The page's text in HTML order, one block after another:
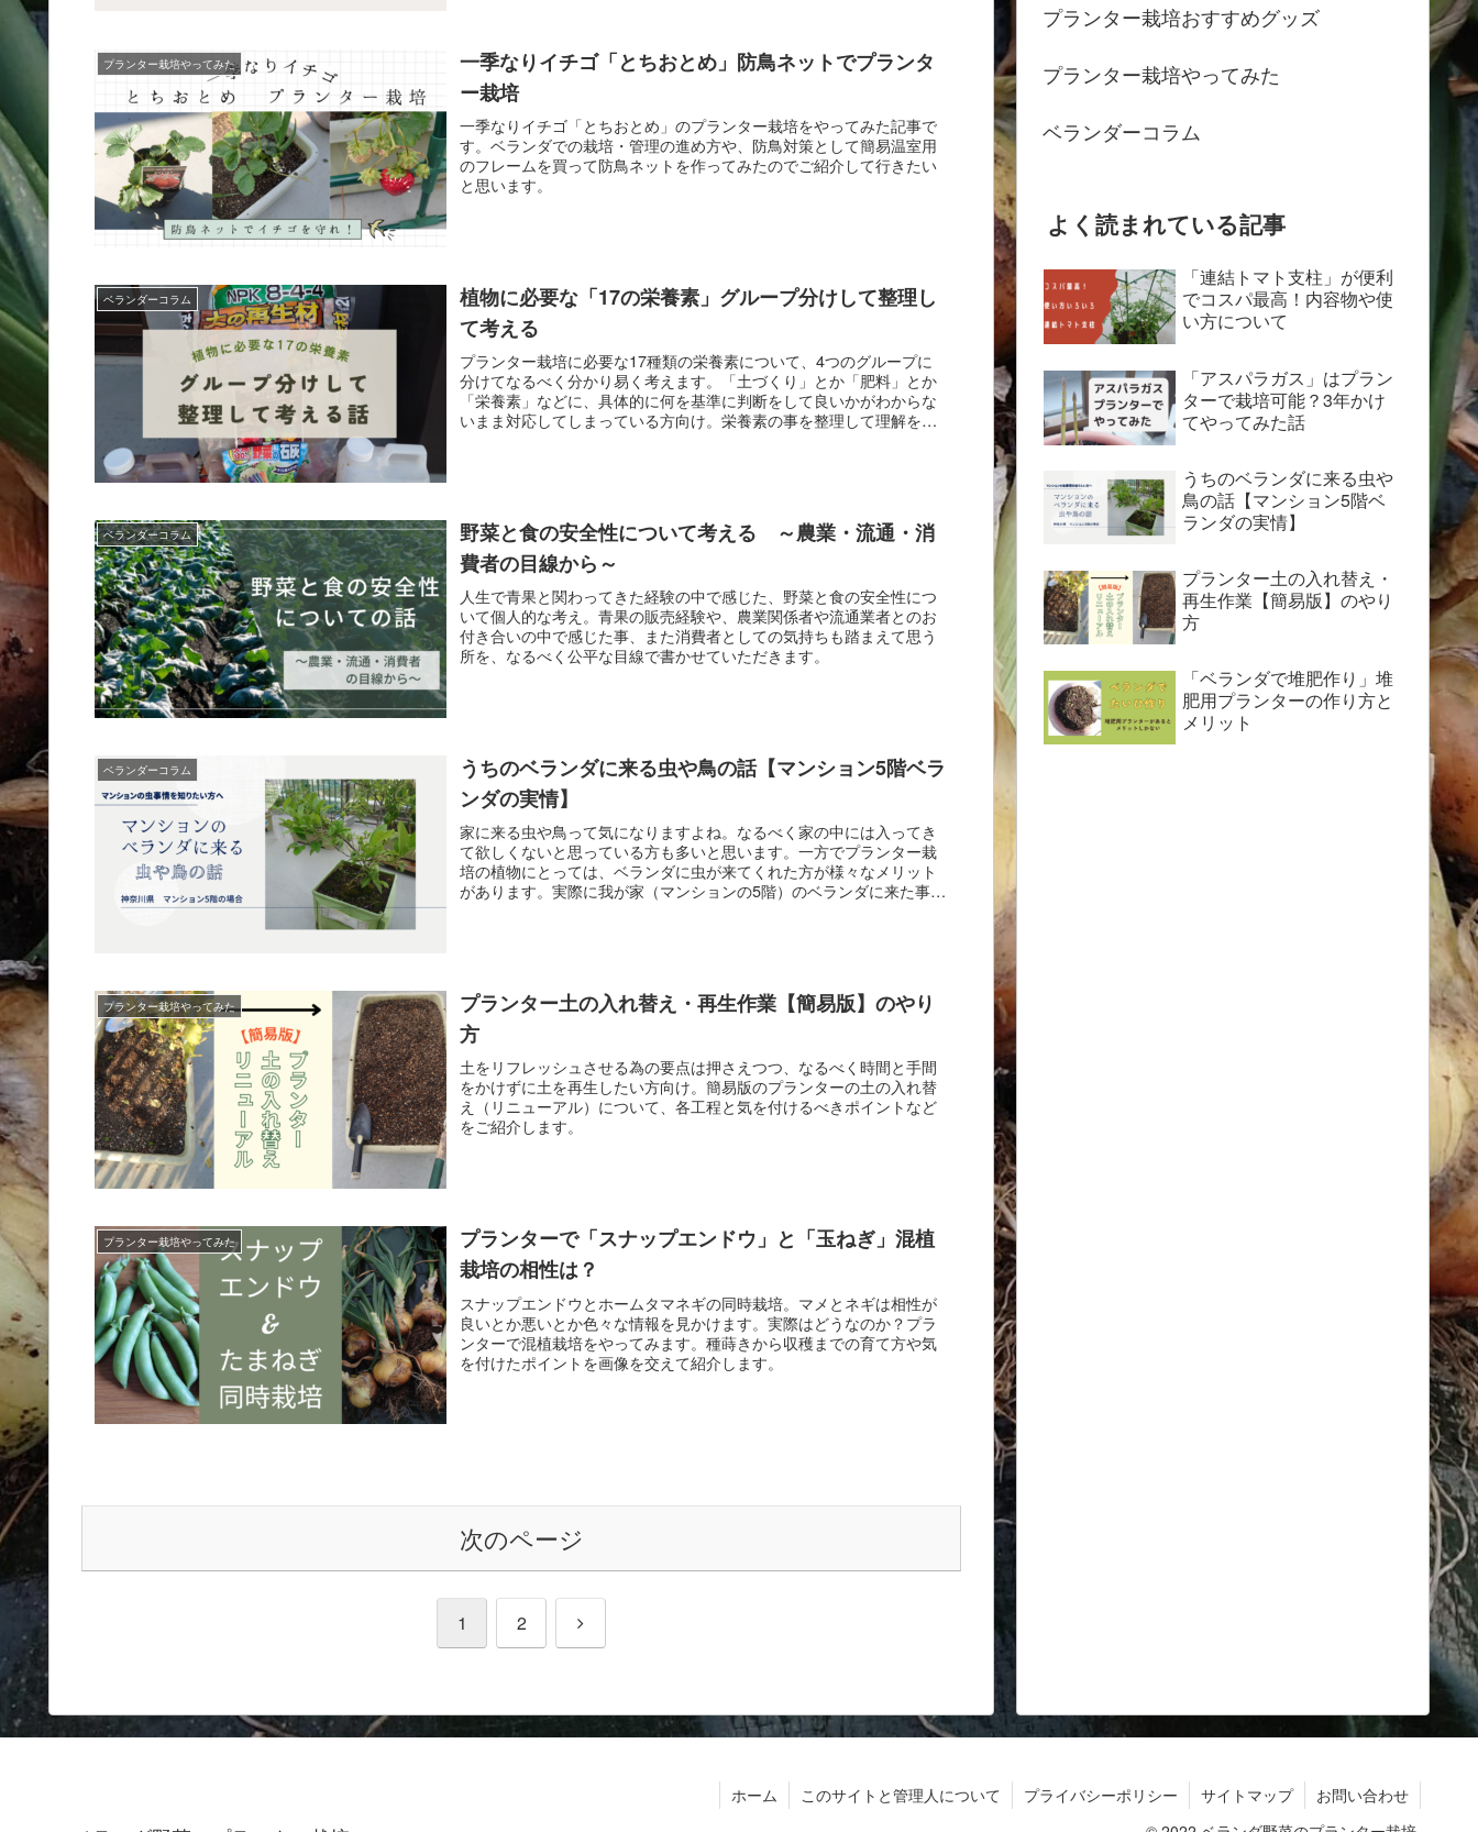
プランター栽培やってみた
一季なりイチゴ「とちおとめ」防鳥ネットでプランタ
ー栽培
一季なりイチゴ「とちおとめ」のプランター栽培をやってみた記事で
す。ベランダでの栽培・管理の進め方や、防鳥対策として簡易温室用
のフレームを買って防鳥ネットを作ってみたのでご紹介して行きたい
と思います。
ベランダーコラム
植物に必要な「17の栄養素」グループ分けして整理し
て考える
プランター栽培に必要な17種類の栄養素について、4つのグループに
分けてなるべく分かり易く考えます。「土づくり」とか「肥料」とか
「栄養素」などに、具体的に何を基準に判断をして良いかがわからな
いまま対応してしまっている方向け。栄養素の事を整理して理解をす
ベランダーコラム
野菜と食の安全性について考える ～農業・流通・消
費者の目線から～
人生で青果と関わってきた経験の中で感じた、野菜と食の安全性につ
いて個人的な考え。青果の販売経験や、農業関係者や流通業者とのお
付き合いの中で感じた事、また消費者としての気持ちも踏まえて思う
所を、なるべく公平な目線で書かせていただきます。
ベランダーコラム
うちのベランダに来る虫や鳥の話【マンション5階ベラ
ンダの実情】
家に来る虫や鳥って気になりますよね。なるべく家の中には入ってき
て欲しくないと思っている方も多いと思います。一方でプランター栽
培の植物にとっては、ベランダに虫が来てくれた方が様々なメリット
があります。実際に我が家（マンションの5階）のベランダに来た事が
プランター栽培やってみた
プランター土の入れ替え・再生作業【簡易版】のやり
方
土をリフレッシュさせる為の要点は押さえつつ、なるべく時間と手間
をかけずに土を再生したい方向け。簡易版のプランターの土の入れ替
え（リニューアル）について、各工程と気を付けるべきポイントなど
をご紹介します。
プランター栽培やってみた
プランターで「スナップエンドウ」と「玉ねぎ」混植
栽培の相性は？
スナップエンドウとホームタマネギの同時栽培。マメとネギは相性が
良いとか悪いとか色々な情報を見かけます。実際はどうなのか？プラ
ンターで混植栽培をやってみます。種蒔きから収穫までの育て方や気
を付けたポイントを画像を交えて紹介します。
次のページ
1 2
次
プランター栽培おすすめグッズ
プランター栽培やってみた
ベランダーコラム
よく読まれている記事
「連結トマト支柱」が便利
でコスパ最高！内容物や使
い方について
「アスパラガス」はプラン
ターで栽培可能？3年かけ
てやってみた話
うちのベランダに来る虫や
鳥の話【マンション5階ベ
ランダの実情】
プランター土の入れ替え・
再生作業【簡易版】のやり
方
「ベランダで堆肥作り」堆
肥用プランターの作り方と
メリット
ホーム このサイトと管理人について プライバシーポリシー サイトマップ
お問い合わせ